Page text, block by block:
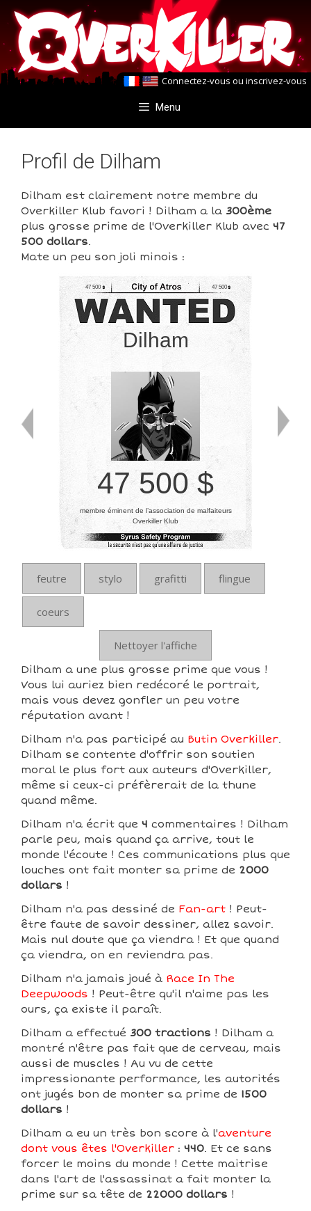
Aller
au
contenu
Aller
au
contenu
Connectez-vous ou inscrivez-vous
Menu
Profil de Dilham
Dilham est clairement notre membre du
Overkiller Klub favori ! Dilham a la 300ème
plus grosse prime de l'Overkiller Klub avec 47
500 dollars.
Mate un peu son joli minois :
47 500
Dilham
47 500
47 500 $
membre éminent de l’association de malfaiteurs
Overkiller Klub
feutre stylo grafitti flingue
coeurs
Nettoyer l'affiche
Dilham a une plus grosse prime que vous !
Vous lui auriez bien redécoré le portrait,
mais vous devez gonfler un peu votre
réputation avant !
Dilham n'a pas participé au Butin Overkiller.
Dilham se contente d'offrir son soutien
moral le plus fort aux auteurs d'Overkiller,
même si ceux-ci préfèrerait de la thune
quand même.
Dilham n'a écrit que 4 commentaires ! Dilham
parle peu, mais quand ça arrive, tout le
monde l'écoute ! Ces communications plus que
louches ont fait monter sa prime de 2000
dollars !
Dilham n'a pas dessiné de Fan-art ! Peut-
être faute de savoir dessiner, allez savoir.
Mais nul doute que ça viendra ! Et que quand
ça viendra, on en reviendra pas.
Dilham n'a jamais joué à Race In The
Deepwoods ! Peut-être qu'il n'aime pas les
ours, ça existe il paraît.
Dilham a effectué 300 tractions ! Dilham a
montré n'être pas fait que de cerveau, mais
aussi de muscles ! Au vu de cette
impressionante performance, les autorités
ont jugés bon de monter sa prime de 1500
dollars !
Dilham a eu un très bon score à l'aventure
dont vous êtes l'Overkiller : 440. Et ce sans
forcer le moins du monde ! Cette maitrise
dans l'art de l'assassinat a fait monter la
prime sur sa tête de 22000 dollars !